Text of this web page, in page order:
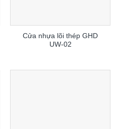
Cửa nhựa lõi thép GHD
UW-02